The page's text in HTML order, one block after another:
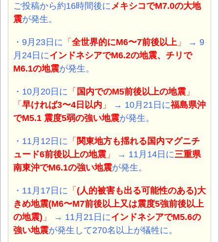
ご投稿から約16時間後に メキシコでM7.0の大地
震が発生。
・9月23日に 「 全世界的にM6〜7前後以上 」
→ 9
月24日にインドネシアでM6.2の地震、チリで
M6.1の地震が発生。
・10月20日に 「 国内でのM5前後以上の地震 」
「 早ければ3〜4日以内 」 → 10月21日に福島県沖
でM5.1 震度5弱の強い地震が発生。
・11月12日に 「 関東地方も揺れる国内マグニチ
ュード6前後以上の地震 」 → 11月14日に三重県
南東沖でM6.1の強い地震が発生。
・11月17日に 「 (人的被害も出る可能性のある)大
きめ地震(M6〜M7前後以上又は震度5強前後以上
の地震) 」 → 11月21日にインドネシアでM5.6の
強い地震が発生して270名以上が犠牲に。